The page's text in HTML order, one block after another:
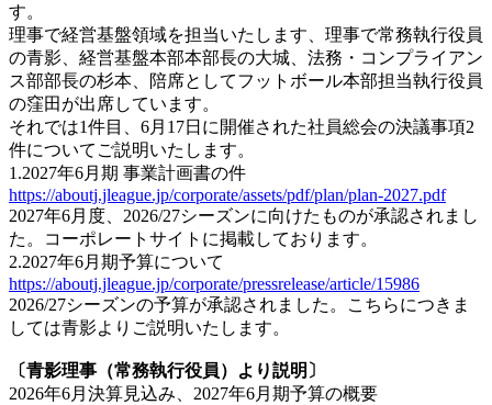
す。
理事で経営基盤領域を担当いたします、理事で常務執行役員
の青影、経営基盤本部本部長の大城、法務・コンプライアン
ス部部長の杉本、陪席としてフットボール本部担当執行役員
の窪田が出席しています。
それでは1件目、6月17日に開催された社員総会の決議事項2
件についてご説明いたします。
1.2027年6月期 事業計画書の件
https://aboutj.jleague.jp/corporate/assets/pdf/plan/plan-2027.pdf
2027年6月度、2026/27シーズンに向けたものが承認されまし
た。コーポレートサイトに掲載しております。
2.2027年6月期予算について
https://aboutj.jleague.jp/corporate/pressrelease/article/15986
2026/27シーズンの予算が承認されました。こちらにつきま
しては青影よりご説明いたします。
〔青影理事（常務執行役員）より説明〕
2026年6月決算見込み、2027年6月期予算の概要